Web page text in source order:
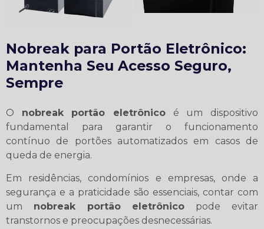
Nobreak para Portão Eletrônico:
Mantenha Seu Acesso Seguro,
Sempre
O nobreak portão eletrônico é um dispositivo
fundamental para garantir o funcionamento
contínuo de portões automatizados em casos de
queda de energia.
Em residências, condomínios e empresas, onde a
segurança e a praticidade são essenciais, contar com
um nobreak portão eletrônico pode evitar
transtornos e preocupações desnecessárias.